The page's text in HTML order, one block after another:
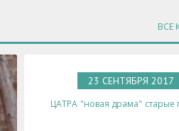
ВСЕ
23 СЕНТЯБРЯ 2017
ЦАТРА "новая драма"